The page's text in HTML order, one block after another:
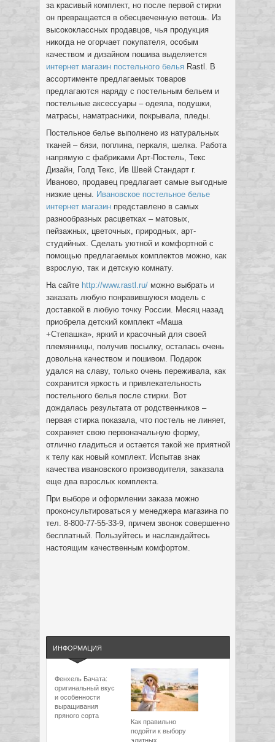
за красивый комплект, но после первой стирки
он превращается в обесцвеченную ветошь. Из
высококлассных продавцов, чья продукция
никогда не огорчает покупателя, особым
качеством и дизайном пошива выделяется
интернет магазин постельного белья Rastl. В
ассортименте предлагаемых товаров
предлагаются наряду с постельным бельем и
постельные аксессуары – одеяла, подушки,
матрасы, наматрасники, покрывала, пледы.
Постельное белье выполнено из натуральных
тканей – бязи, поплина, перкаля, шелка. Работа
напрямую с фабриками Арт-Постель, Текс
Дизайн, Голд Текс, Ив Швей Стандарт г.
Иваново, продавец предлагает самые выгодные
низкие цены. Ивановское постельное белье
интернет магазин представлено в самых
разнообразных расцветках – матовых,
пейзажных, цветочных, природных, арт-
студийных. Сделать уютной и комфортной с
помощью предлагаемых комплектов можно, как
взрослую, так и детскую комнату.
На сайте http://www.rastl.ru/ можно выбрать и
заказать любую понравившуюся модель с
доставкой в любую точку России. Месяц назад
приобрела детский комплект «Маша
+Степашка», яркий и красочный для своей
племянницы, получив посылку, осталась очень
довольна качеством и пошивом. Подарок
удался на славу, только очень переживала, как
сохранится яркость и привлекательность
постельного белья после стирки. Вот
дождалась результата от родственников –
первая стирка показала, что постель не линяет,
сохраняет свою первоначальную форму,
отлично гладиться и остается такой же приятной
к телу как новый комплект. Испытав знак
качества ивановского производителя, заказала
еще два взрослых комплекта.
При выборе и оформлении заказа можно
проконсультироваться у менеджера магазина по
тел. 8-800-77-55-33-9, причем звонок совершенно
бесплатный. Пользуйтесь и наслаждайтесь
настоящим качественным комфортом.
ИНФОРМАЦИЯ
Фенхель Бачата:
оригинальный вкус
и особенности
выращивания
пряного сорта
Как правильно
подойти к выбору
элитных